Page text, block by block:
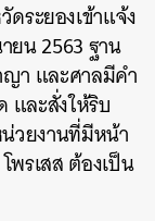
ระยองเข้าแจ้ง
ยน 2563 ฐาน
า และศาลมีคำ
และสั่งให้ริบ
วยงานที่มีหน้า
รเสส ต้องเป็น